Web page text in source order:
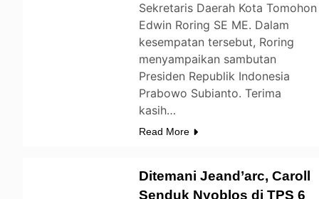
Sekretaris Daerah Kota Tomohon
Edwin Roring SE ME. Dalam
kesempatan tersebut, Roring
menyampaikan sambutan
Presiden Republik Indonesia
Prabowo Subianto. Terima
kasih…
Read More
Ditemani Jeand’arc, Caroll
Senduk Nyoblos di TPS 6